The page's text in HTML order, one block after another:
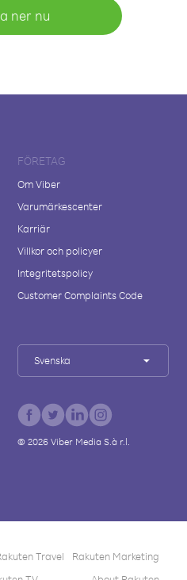
ner nu
FÖRETAG
Om Viber
Varumärkescenter
Karriär
Villkor och policyer
Integritetspolicy
Customer Complaints Code
Svenska
© 2026Viber Media S.à r.l.
Travel
Rakuten Marketing